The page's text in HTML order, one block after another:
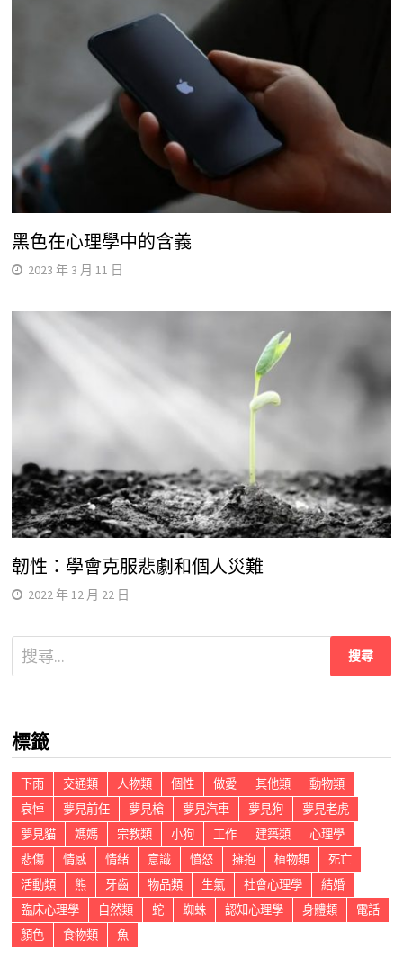
黑色在心理學中的含義
2023 年 3 月 11 日
韌性：學會克服悲劇和個人災難
2022 年 12 月 22 日
搜
尋
字:
標籤
下雨 交通類 人物類 個性 做愛 其他類
動物類
哀悼
夢見前任 夢見槍 夢見汽車 夢見狗
夢見老虎
夢見貓
媽媽 宗教類 小狗 工作 建築類
心理學
悲傷
情感 情緒 意識 憤怒 擁抱 植物類
死亡
活動類
熊 牙齒 物品類 生氣 社會心理學
結婚
臨床心理學
自然類 蛇 蜘蛛 認知心理學 身體類
電話
顏色
食物類 魚